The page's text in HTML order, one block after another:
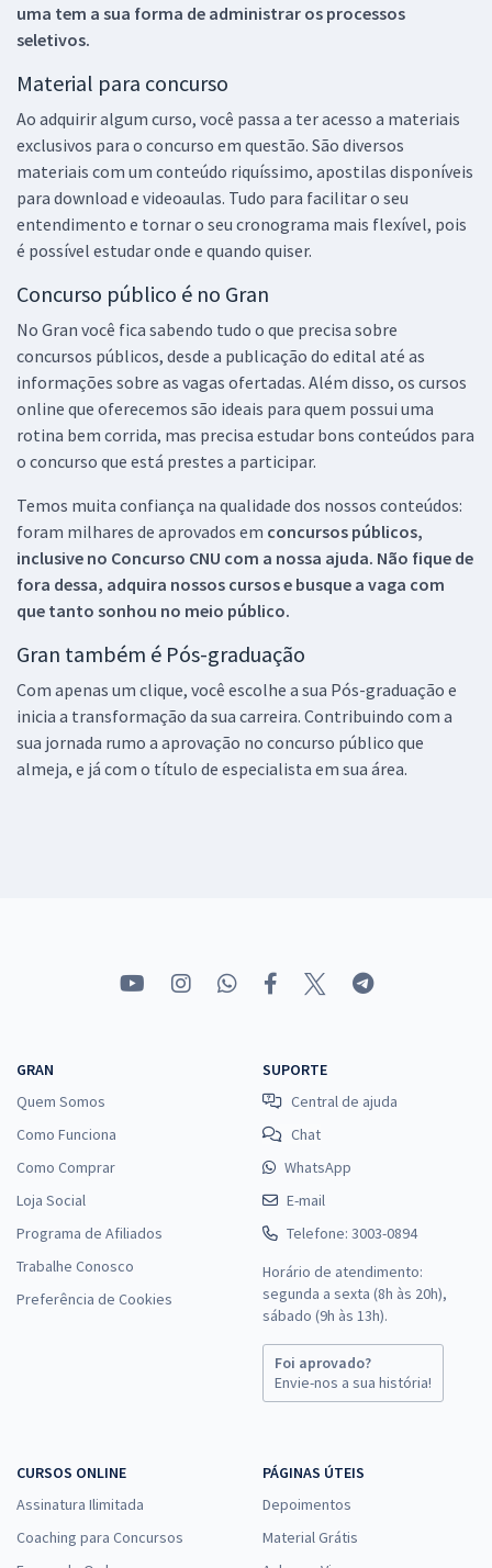
uma tem a sua forma de administrar os processos
seletivos.
Material para concurso
Ao adquirir algum curso, você passa a ter acesso a materiais
exclusivos para o concurso em questão. São diversos
materiais com um conteúdo riquíssimo, apostilas disponíveis
para download e videoaulas. Tudo para facilitar o seu
entendimento e tornar o seu cronograma mais flexível, pois
é possível estudar onde e quando quiser.
Concurso público é no Gran
No Gran você fica sabendo tudo o que precisa sobre
concursos públicos, desde a publicação do edital até as
informações sobre as vagas ofertadas. Além disso, os cursos
online que oferecemos são ideais para quem possui uma
rotina bem corrida, mas precisa estudar bons conteúdos para
o concurso que está prestes a participar.
Temos muita confiança na qualidade dos nossos conteúdos:
foram milhares de aprovados em concursos públicos,
inclusive no Concurso CNU com a nossa ajuda. Não fique de
fora dessa, adquira nossos cursos e busque a vaga com
que tanto sonhou no meio público.
Gran também é Pós-graduação
Com apenas um clique, você escolhe a sua Pós-graduação e
inicia a transformação da sua carreira. Contribuindo com a
sua jornada rumo a aprovação no concurso público que
almeja, e já com o título de especialista em sua área.
GRAN
Quem Somos
Como Funciona
Como Comprar
Loja Social
Programa de Afiliados
Trabalhe Conosco
Preferência de Cookies
SUPORTE
Central de ajuda
Chat
WhatsApp
E-mail
Telefone: 3003-0894
Horário de atendimento:
segunda a sexta (8h às 20h),
sábado (9h às 13h).
Foi aprovado?
Envie-nos a sua história!
CURSOS ONLINE
Assinatura Ilimitada
Coaching para Concursos
PÁGINAS ÚTEIS
Depoimentos
Material Grátis